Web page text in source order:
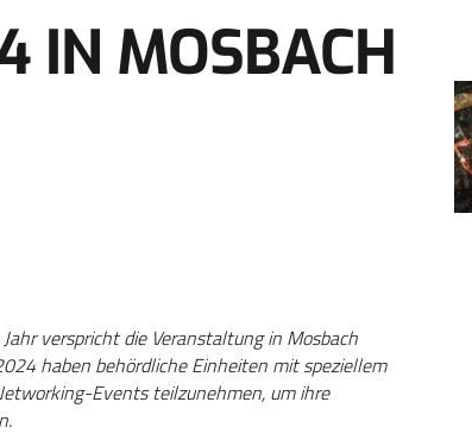
IN MOSBACH
verspricht die Veranstaltung in Mosbach
haben behördliche Einheiten mit speziellem
Events teilzunehmen, um ihre